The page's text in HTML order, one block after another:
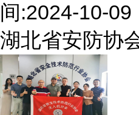
间:2024-10-09
湖北省安防协